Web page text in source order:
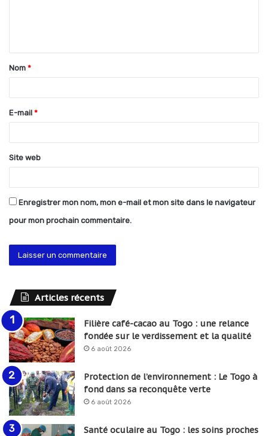
t
a
e
*
Nom *
E-mail *
Site web
Enregistrer mon nom, mon e-mail et mon site dans le navigateur
pour mon prochain commentaire.
Articles récents
Filière café-cacao au Togo : une relance
fondée sur le verdissement et la qualité
6 août 2026
Protection de l’environnement : Le Togo à
fond dans sa reconquête verte
6 août 2026
Santé oculaire au Togo : les soins proches